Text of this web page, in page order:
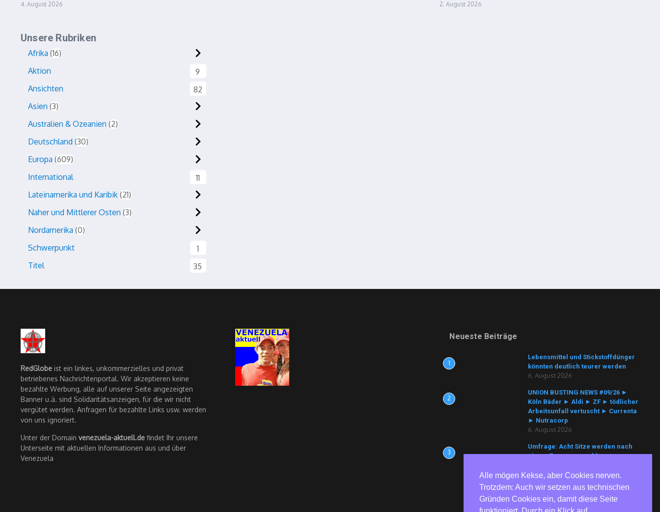
4. August 2026 2. August 2026
Unsere Rubriken
Afrika 16
Aktion
9
Ansichten
82
Asien 3
Australien & Ozeanien 2
Deutschland 30
Europa 609
International
11
Lateinamerika und Karibik 21
Naher und Mittlerer Osten 3
Nordamerika 0
Schwerpunkt
1
Titel
35
RedGlobe ist ein linkes, unkommerzielles und privat
betriebenes Nachrichtenportal. Wir akzeptieren keine
bezahlte Werbung, alle auf unserer Seite angezeigten
Banner u.ä. sind Solidaritätsanzeigen, für die wir nicht
vergütet werden. Anfragen für bezahlte Links usw. werden
von uns ignoriert.
Unter der Domain venezuela-aktuell.de findet Ihr unsere
Unterseite mit aktuellen Informationen aus und über
Venezuela
Neueste Beiträge
1
Lebensmittel und Stickstoffdünger
könnten deutlich teurer werden
6. August 2026
2
UNION BUSTING NEWS #09/26 ►
Köln Bäder ► Aldi ► ZF ► tödlicher
Arbeitsunfall vertuscht ► Currenta
► Nutracorp
6. August 2026
3
Umfrage: Acht Sitze werden nach
einem Zusammenschluss von
6. August 2026
Alle mögen Kekse, aber Cookies nerven.
Trotzdem: Auch wir setzen aus technischen
Gründen Cookies ein, damit diese Seite